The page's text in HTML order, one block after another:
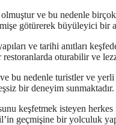
ve bu nedenle
götürerek büyüleyici bir
ve tarihi anıtları
restoranlarda oturabilir ve
ve bu nedenle turistler ve
bir deneyim sunmaktadır.
keşfetmek isteyen
geçmişine bir yolculuk